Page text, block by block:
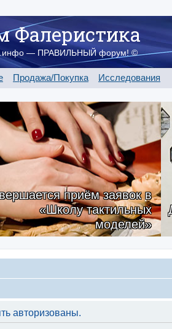
Фалеристика
— ПРАВИЛЬНЫЙ форум! ©
Продажа/Покупка Исследования
приём заявок в
«Школу тактильных
моделей»
авторизованы.